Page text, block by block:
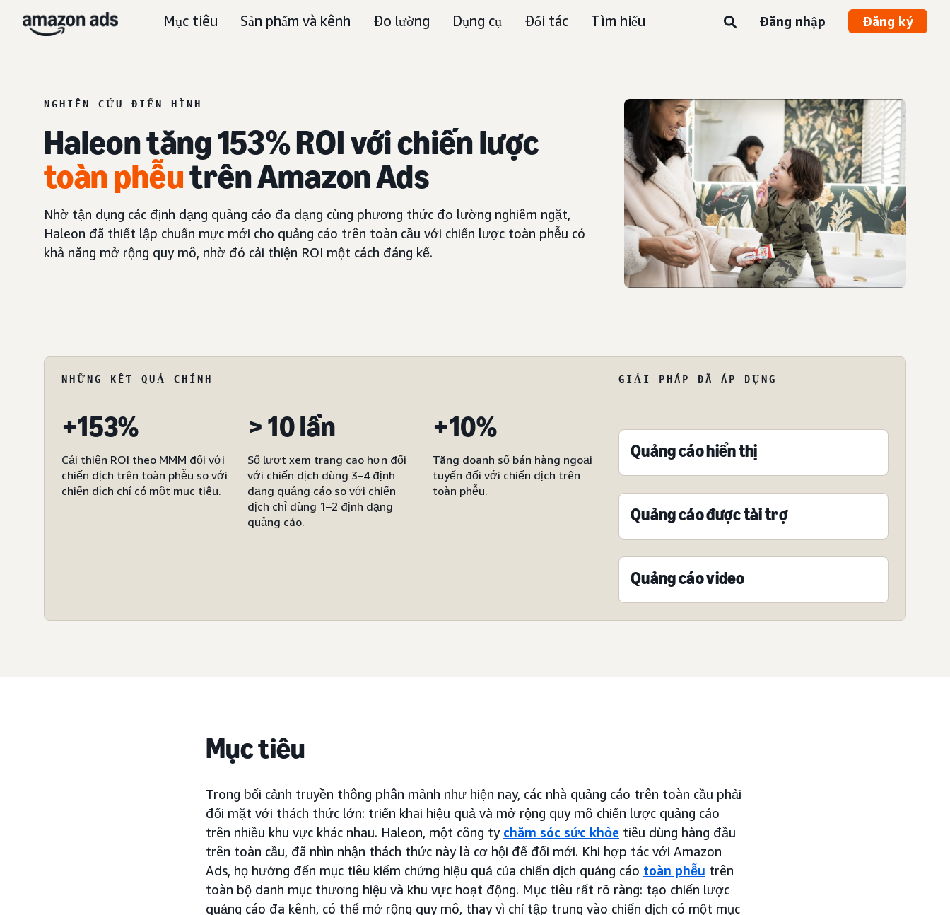
Mục tiêu Sản phẩm và kênh Đo lường Dụng cụ Đối tác Tìm hiểu Đăng nhập Đăng ký
NGHIÊN CỨU ĐIỂN HÌNH
Haleon tăng 153% ROI với chiến lược
toàn phễutrên Amazon Ads
Nhờ tận dụng các định dạng quảng cáo đa dạng cùng phương thức đo lường nghiêm ngặt,
Haleon đã thiết lập chuẩn mực mới cho quảng cáo trên toàn cầu với chiến lược toàn phễu có
khả năng mở rộng quy mô, nhờ đó cải thiện ROI một cách đáng kể.
NHỮNG KẾT QUẢ CHÍNH
+153%
Cải thiện ROI theo MMM đối với
chiến dịch trên toàn phễu so với
chiến dịch chỉ có một mục tiêu.
> 10 lần
Số lượt xem trang cao hơn đối
với chiến dịch dùng 3–4 định
dạng quảng cáo so với chiến
dịch chỉ dùng 1–2 định dạng
quảng cáo.
+10%
Tăng doanh số bán hàng ngoại
tuyến đối với chiến dịch trên
toàn phễu.
GIẢI PHÁP ĐÃ ÁP DỤNG
Quảng cáo hiển thị
Quảng cáo được tài trợ
Quảng cáo video
Mục tiêu
Trong bối cảnh truyền thông phân mảnh như hiện nay, các nhà quảng cáo trên toàn cầu phải
đối mặt với thách thức lớn: triển khai hiệu quả và mở rộng quy mô chiến lược quảng cáo
trên nhiều khu vực khác nhau. Haleon, một công ty chăm sóc sức khỏe tiêu dùng hàng đầu
trên toàn cầu, đã nhìn nhận thách thức này là cơ hội để đổi mới. Khi hợp tác với Amazon
Ads, họ hướng đến mục tiêu kiểm chứng hiệu quả của chiến dịch quảng cáo toàn phễu trên
toàn bộ danh mục thương hiệu và khu vực hoạt động. Mục tiêu rất rõ ràng: tạo chiến lược
quảng cáo đa kênh, có thể mở rộng quy mô, thay vì chỉ tập trung vào chiến dịch có một mục